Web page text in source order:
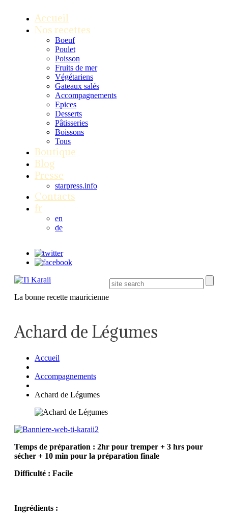
Accueil
Nos recettes
Boeuf
Poulet
Poisson
Fruits de mer
Végétariens
Gateaux salés
Accompagnements
Epices
Desserts
Pâtisseries
Boissons
Tous
Boutique
Blog
Presse
starpress.info
Contacts
fr
en
de
La bonne recette mauricienne
Achard de Légumes
Accueil
Accompagnements
Achard de Légumes
Temps de préparation : 2hr pour tremper + 3 hrs pour
sécher + 10 min pour la préparation finale
Difficulté : Facile
Ingrédients :